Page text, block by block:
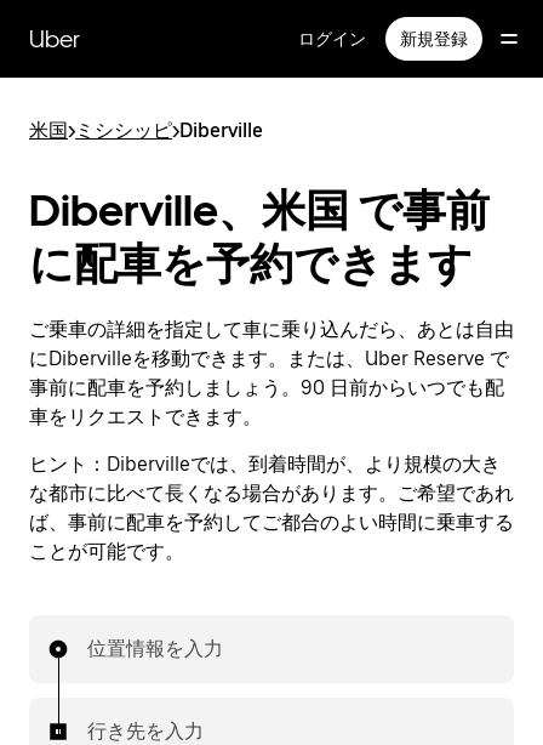
Uber ログイン 新規登録
米国> ミシシッピ>Diberville
Diberville、米国 で事前
に配車を予約できます
ご乗車の詳細を指定して車に乗り込んだら、あとは自由
にDibervilleを移動できます。または、Uber Reserve で
事前に配車を予約しましょう。90 日前からいつでも配
車をリクエストできます。
ヒント： Dibervilleでは、到着時間が、より規模の大き
な都市に比べて長くなる場合があります。ご希望であれ
ば、事前に配車を予約してご都合のよい時間に乗車する
ことが可能です。
位置情報を入力
行き先を入力